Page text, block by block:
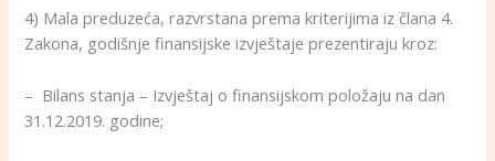
4) Mala preduzeća, razvrstana prema kriterijima iz člana 4.
Zakona, godišnje finansijske izvještaje prezentiraju kroz:
– Bilans stanja – Izvještaj o finansijskom položaju na dan
31.12.2019. godine;